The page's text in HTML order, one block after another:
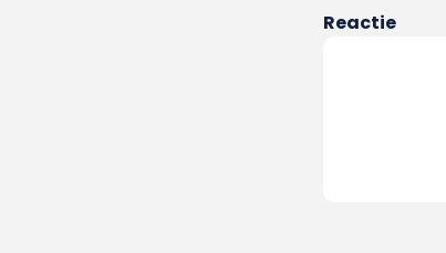
Reactie